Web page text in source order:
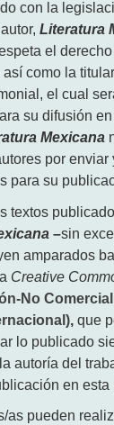
con la
Literatura
el
así como la
el cual
su difusión
Mexicana
por enviar
para su
textos
–sin
amparados
Creative
No Comercial
, que
lo publicado
autoría del
en esta
as pueden